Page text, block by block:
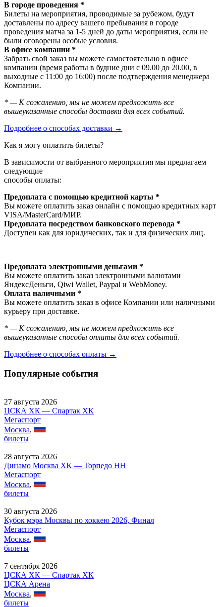
В городе проведения *
Билеты на мероприятия, проводимые за рубежом, будут
доставлены по адресу вашего пребывания в городе
проведения матча за 1-5 дней до даты мероприятия, если не
были оговорены особые условия.
В офисе компании *
Забрать свой заказ вы можете самостоятельно в офисе
компании (время работы в будние дни с 09.00 до 20.00, в
выходные с 11:00 до 16:00) после подтверждения менеджера
Компании.
* — К сожалению, мы не можем предложить все
вышеуказанные способы доставки для всех событий.
Подробнее о способах доставки →
Как я могу оплатить билеты?
В зависимости от выбранного мероприятия мы предлагаем
следующие
способы оплаты:
Предоплата с помощью кредитной карты *
Вы можете оплатить заказ онлайн с помощью кредитных карт
VISA/MasterСard/МИР.
Предоплата посредством банковского перевода *
Доступен как для юридических, так и для физических лиц.
Предоплата электронными деньгами *
Вы можете оплатить заказ электронными валютами
ЯндексДеньги, Qiwi Wallet, Paypal и WebMoney.
Оплата наличными *
Вы можете оплатить заказ в офисе Компании или наличными
курьеру при доставке.
* — К сожалению, мы не можем предложить все
вышеуказанные способы оплаты для всех событий.
Подробнее о способах оплаты →
Популярные события
27 августа 2026
ЦСКА ХК — Спартак ХК
Мегаспорт
Москва,
билеты
28 августа 2026
Динамо Москва ХК — Торпедо НН
Мегаспорт
Москва,
билеты
30 августа 2026
Кубок мэра Москвы по хоккею 2026, Финал
Мегаспорт
Москва,
билеты
7 сентября 2026
ЦСКА ХК — Спартак ХК
ЦСКА Арена
Москва,
билеты